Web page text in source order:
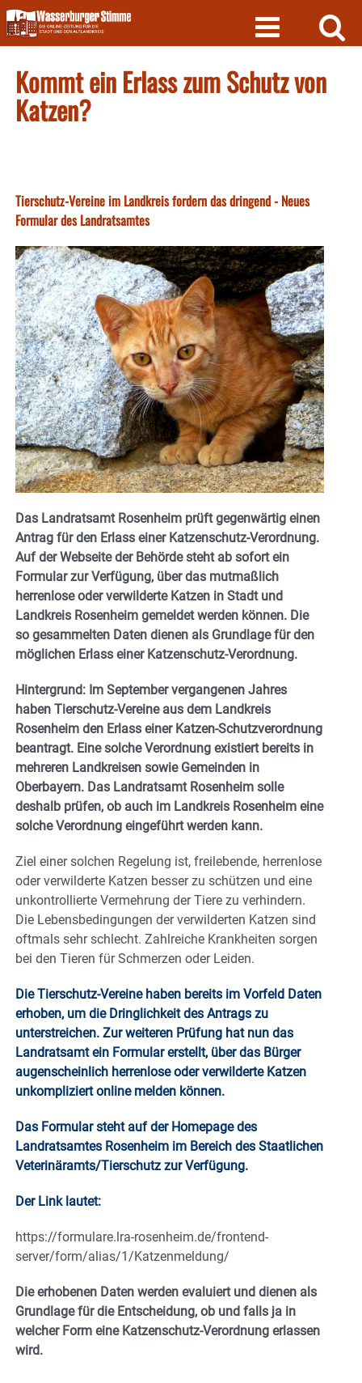
Skip
to
content
Kommt ein Erlass zum Schutz von
Katzen?
Tierschutz-Vereine im Landkreis fordern das dringend - Neues
Formular des Landratsamtes
Das Landratsamt Rosenheim prüft gegenwärtig einen
Antrag für den Erlass einer Katzenschutz-Verordnung.
Auf der Webseite der Behörde steht ab sofort ein
Formular zur Verfügung, über das mutmaßlich
herrenlose oder verwilderte Katzen in Stadt und
Landkreis Rosenheim gemeldet werden können. Die
so gesammelten Daten dienen als Grundlage für den
möglichen Erlass einer Katzenschutz-Verordnung.
Hintergrund: Im September vergangenen Jahres
haben Tierschutz-Vereine aus dem Landkreis
Rosenheim den Erlass einer Katzen-Schutzverordnung
beantragt. Eine solche Verordnung existiert bereits in
mehreren Landkreisen sowie Gemeinden in
Oberbayern. Das Landratsamt Rosenheim solle
deshalb prüfen, ob auch im Landkreis Rosenheim eine
solche Verordnung eingeführt werden kann.
Ziel einer solchen Regelung ist, freilebende, herrenlose
oder verwilderte Katzen besser zu schützen und eine
unkontrollierte Vermehrung der Tiere zu verhindern.
Die Lebensbedingungen der verwilderten Katzen sind
oftmals sehr schlecht. Zahlreiche Krankheiten sorgen
bei den Tieren für Schmerzen oder Leiden.
Die Tierschutz-Vereine haben bereits im Vorfeld Daten
erhoben, um die Dringlichkeit des Antrags zu
unterstreichen. Zur weiteren Prüfung hat nun das
Landratsamt ein Formular erstellt, über das Bürger
augenscheinlich herrenlose oder verwilderte Katzen
unkompliziert online melden können.
Das Formular steht auf der Homepage des
Landratsamtes Rosenheim im Bereich des Staatlichen
Veterinäramts/Tierschutz zur Verfügung.
Der Link lautet:
https://formulare.lra-rosenheim.de/frontend-
server/form/alias/1/Katzenmeldung/
Die erhobenen Daten werden evaluiert und dienen als
Grundlage für die Entscheidung, ob und falls ja in
welcher Form eine Katzenschutz-Verordnung erlassen
wird.